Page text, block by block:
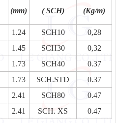
(mm) ( SCH) (Kg/m)
1.24 SCH10
0,28
1.45 SCH30
0,32
1.73 SCH40
0.37
1.73 SCH.STD
0.37
2.41 SCH80
0.47
2.41 SCH. XS 0.47